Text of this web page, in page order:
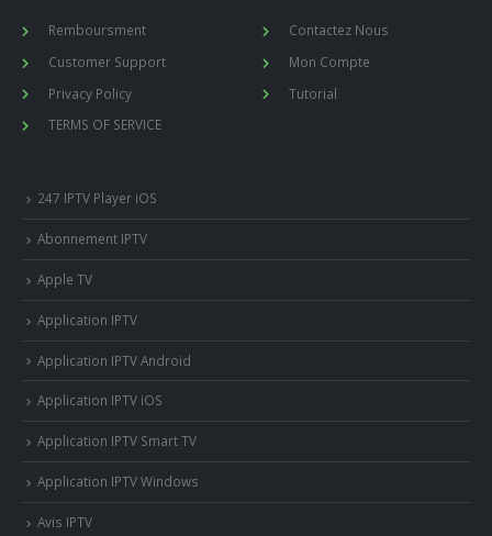
Remboursment
Customer Support
Privacy Policy
TERMS OF SERVICE
Contactez Nous
Mon Compte
Tutorial
247 IPTV Player iOS
Abonnement IPTV
Apple TV
Application IPTV
Application IPTV Android
Application IPTV iOS
Application IPTV Smart TV
Application IPTV Windows
Avis IPTV